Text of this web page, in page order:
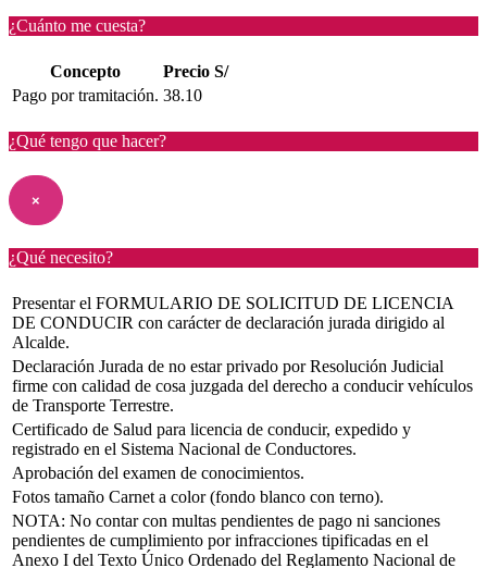
¿Cuánto me cuesta?
Concepto
Precio S/
Pago por tramitación. 38.10
¿Qué tengo que hacer?
×
¿Qué necesito?
Presentar el FORMULARIO DE SOLICITUD DE LICENCIA
DE CONDUCIR con carácter de declaración jurada dirigido al
Alcalde.
Declaración Jurada de no estar privado por Resolución Judicial
firme con calidad de cosa juzgada del derecho a conducir vehículos
de Transporte Terrestre.
Certificado de Salud para licencia de conducir, expedido y
registrado en el Sistema Nacional de Conductores.
Aprobación del examen de conocimientos.
Fotos tamaño Carnet a color (fondo blanco con terno).
NOTA: No contar con multas pendientes de pago ni sanciones
pendientes de cumplimiento por infracciones tipificadas en el
Anexo I del Texto Único Ordenado del Reglamento Nacional de